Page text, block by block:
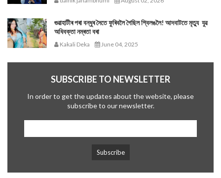
গুৱাহাটীৰ পৰা বন্ধুৰ সৈতে ফুৰিবলৈ গৈছিল শ্বিলঙলৈ! আদবাটতে মৃত্যু যুৱ
অধিবক্তা নম্ৰতা বৰা
Kakali Deka June 04, 2025
SUBSCRIBE TO NEWSLETTER
In order to get the updates about the website, please
subscribe to our newsletter.